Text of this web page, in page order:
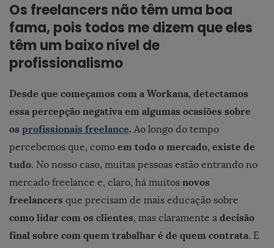
Os freelancers não têm uma boa
fama, pois todos me dizem que eles
têm um baixo nível de
profissionalismo
Desde que começamos com a Workana, detectamos
essa percepção negativa em algumas ocasiões sobre
os profissionais freelance. Ao longo do tempo
percebemos que, como em todo o mercado, existe de
tudo. No nosso caso, muitas pessoas estão entrando no
mercado freelance e, claro, há muitos novos
freelancers que precisam de mais educação sobre
como lidar com os clientes, mas claramente a decisão
final sobre com quem trabalhar é de quem contrata. E